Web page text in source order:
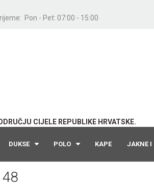
Pon - Pet: 07:00 - 15:00
CIJELE REPUBLIKE HRVATSKE.
DUKSE POLO KAPE JAKNE I